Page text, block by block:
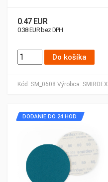
Kód: SM_0608 Výrobca: SMIRDEX
0.47 EUR
0.38 EUR bez DPH
Do košíka
DODANIE DO 24 HOD.